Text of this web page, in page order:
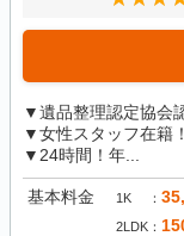
▼遺品整理認定協会
▼女性スタッフ在籍！
▼24時間！年...
基本料金 1K
2LDK